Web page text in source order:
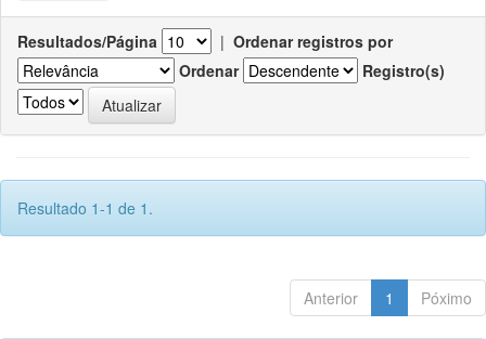
Resultados/Página | Ordenar registros por
Ordenar
Registro(s)
Resultado 1-1 de 1.
Anterior 1 Póximo